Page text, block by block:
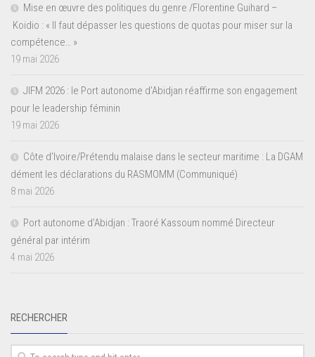
Mise en œuvre des politiques du genre /Florentine Guihard –
Koidio : « Il faut dépasser les questions de quotas pour miser sur la
compétence… »
19 mai 2026
JIFM 2026 : le Port autonome d’Abidjan réaffirme son engagement
pour le leadership féminin
19 mai 2026
Côte d’Ivoire/Prétendu malaise dans le secteur maritime : La DGAM
dément les déclarations du RASMOMM (Communiqué)
8 mai 2026
Port autonome d’Abidjan : Traoré Kassoum nommé Directeur
général par intérim
4 mai 2026
RECHERCHER